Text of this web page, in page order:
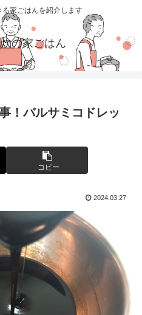
家ごはんを紹介します
の家ごはん
！バルサミコドレッ
コピー
2024.03.27